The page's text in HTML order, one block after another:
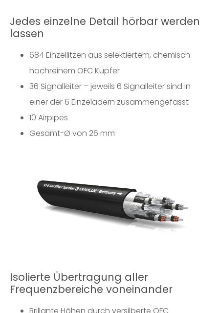
Jedes einzelne Detail hörbar werden
lassen
684 Einzellitzen aus selektiertem, chemisch
hochreinem OFC Kupfer
36 Signalleiter – jeweils 6 Signalleiter sind in
einer der 6 Einzeladern zusammengefasst
10 Airpipes
Gesamt-Ø von 26 mm
Isolierte Übertragung aller
Frequenzbereiche voneinander